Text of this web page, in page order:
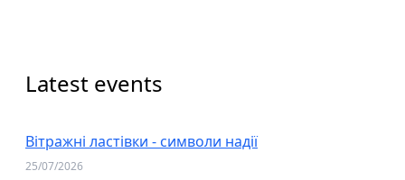
Latest events
Вітражні ластівки - символи надії
25/07/2026